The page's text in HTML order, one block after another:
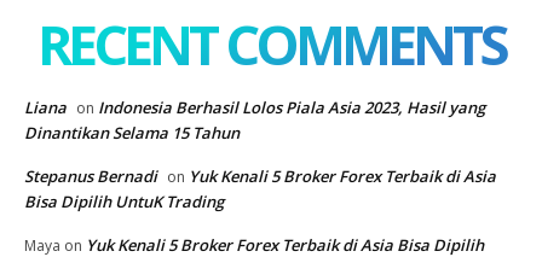
RECENT COMMENTS
Liana on Indonesia Berhasil Lolos Piala Asia 2023, Hasil yang
Dinantikan Selama 15 Tahun
Stepanus Bernadi on Yuk Kenali 5 Broker Forex Terbaik di Asia
Bisa Dipilih UntuK Trading
Maya on Yuk Kenali 5 Broker Forex Terbaik di Asia Bisa Dipilih